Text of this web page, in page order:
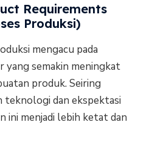
Requirements
Produksi)
mengacu pada
yang semakin meningkat
produk. Seiring
teknologi dan ekspektasi
ini menjadi lebih ketat dan